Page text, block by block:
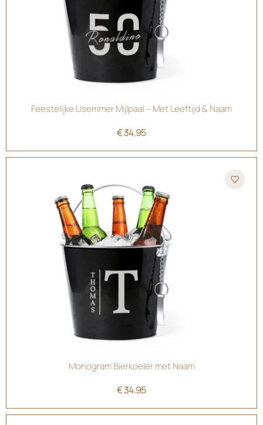
Feestelijke IJsemmer Mijlpaal – Met Leeftijd & Naam
€34.95
Monogram Bierkoeler met Naam
€34.95